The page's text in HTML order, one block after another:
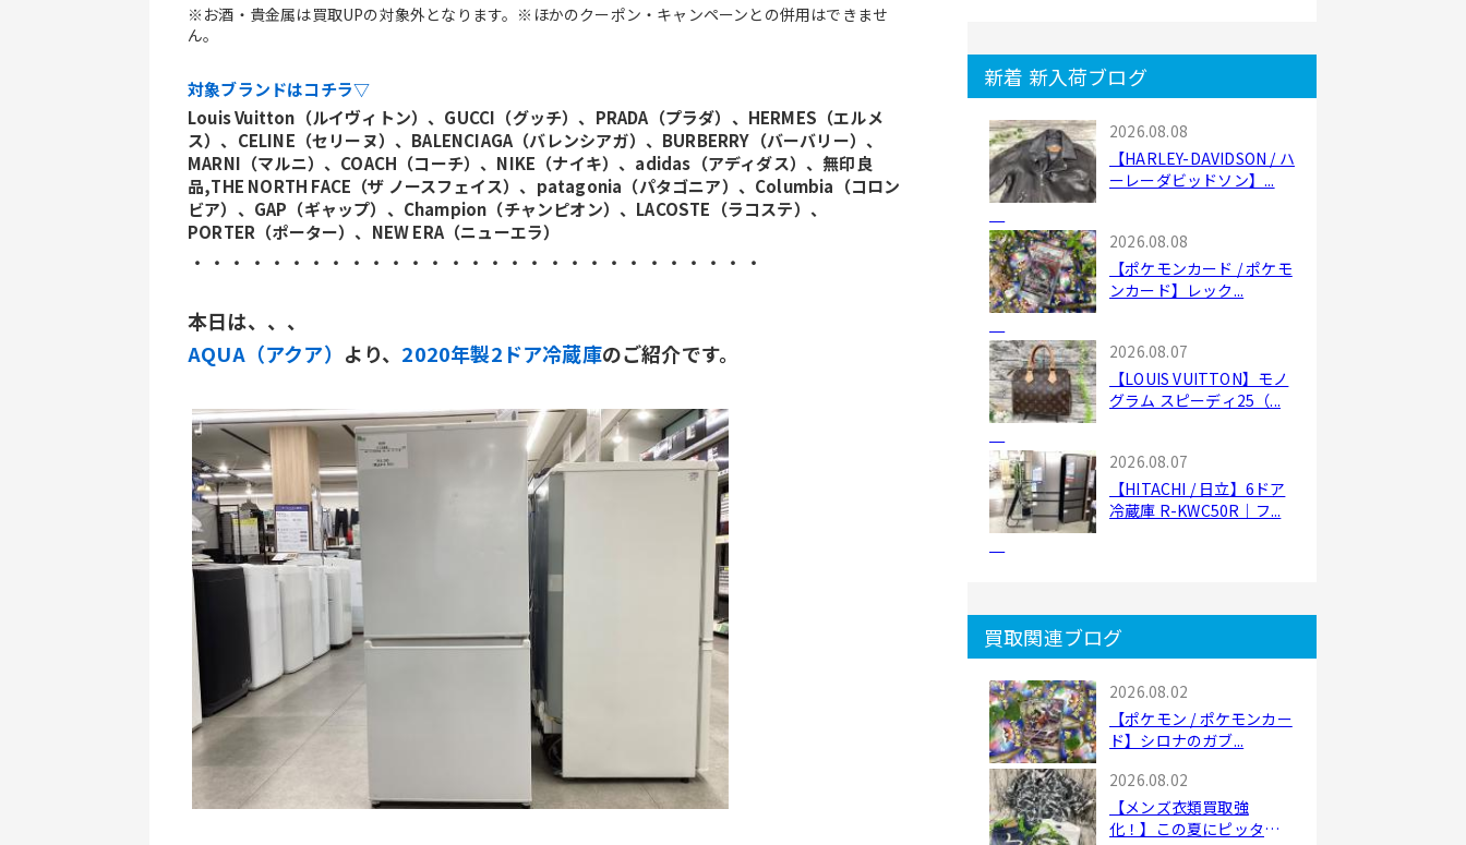
※お酒・貴金属は買取UPの対象外となります。※ほかのクーポン・キャンペーンとの併用はできませ
ん。
対象ブランドはコチラ▽
Louis Vuitton（ルイヴィトン）、GUCCI（グッチ）、PRADA（プラダ）、HERMES（エルメ
ス）、CELINE（セリーヌ）、BALENCIAGA（バレンシアガ）、BURBERRY（バーバリー）、
MARNI（マルニ）、COACH（コーチ）、NIKE（ナイキ）、adidas（アディダス）、無印良
品,THE NORTH FACE（ザ ノースフェイス）、patagonia（パタゴニア）、Columbia（コロン
ビア）、GAP（ギャップ）、Champion（チャンピオン）、LACOSTE（ラコステ）、
PORTER（ポーター）、NEW ERA（ニューエラ）
・・・・・・・・・・・・・・・・・・・・・・・・・・・・・
本日は、、、
AQUA（アクア） より、 2020年製2ドア冷蔵庫のご紹介です。
新着 新入荷ブログ
2026.08.08
【HARLEY-DAVIDSON / ハ
ーレーダビッドソン】...
2026.08.08
【ポケモンカード / ポケモ
ンカード】レック...
2026.08.07
【LOUIS VUITTON】モノ
グラム スピーディ25（...
2026.08.07
【HITACHI / 日立】6ドア
冷蔵庫 R-KWC50R｜フ...
買取関連ブログ
2026.08.02
【ポケモン / ポケモンカー
ド】シロナのガブ...
2026.08.02
【メンズ衣類買取強
化！】この夏にピッタリ